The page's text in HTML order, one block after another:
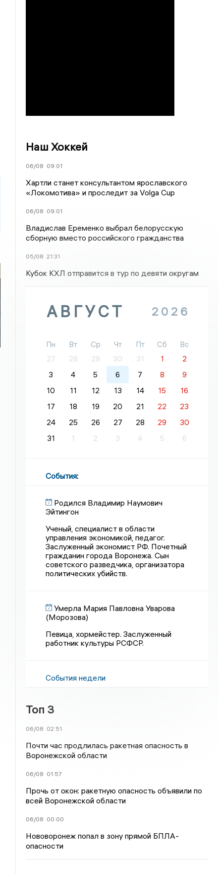
Наш Хоккей
06/08 09:01
Хартли станет консультантом ярославского
«Локомотива» и проследит за Volga Cup
06/08 09:01
Владислав Еременко выбрал белорусскую
сборную вместо российского гражданства
05/08 21:31
Кубок КХЛ отправится в тур по девяти округам
АВГУСТ 2026
Пн Вт Ср Чт Пт Сб
Вс
27
28 29 30 31 1
2
3
4 5 6 7 8
9
10
11 12 13 14 15
16
17
18 19 20 21 22
23
24
25 26 27 28 29
30
31
1 2 3 4 5 6
События:
Родился Владимир Наумович
Эйтингон
Ученый, специалист в области
управления экономикой, педагог.
Заслуженный экономист РФ. Почетный
гражданин города Воронежа. Сын
советского разведчика, организатора
политических убийств.
Умерла Мария Павловна Уварова
(Морозова)
Певица, хормейстер. Заслуженный
работник культуры РСФСР.
События недели
Топ 3
06/08 02:51
Почти час продлилась ракетная опасность в
Воронежской области
06/08 01:57
Прочь от окон: ракетную опасность объявили по
всей Воронежской области
06/08 00:00
Нововоронеж попал в зону прямой БПЛА-
опасности